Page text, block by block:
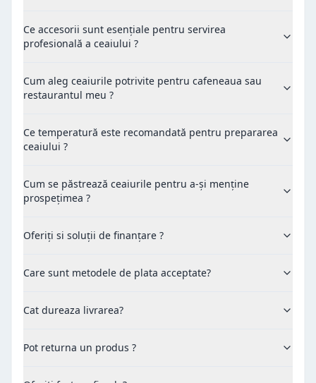
Ce accesorii sunt esențiale pentru servirea
profesională a ceaiului ?
Cum aleg ceaiurile potrivite pentru cafeneaua sau
restaurantul meu ?
Ce temperatură este recomandată pentru prepararea
ceaiului ?
Cum se păstrează ceaiurile pentru a-și menține
prospețimea ?
Oferiți si soluții de finanțare ?
Care sunt metodele de plata acceptate?
Cat dureaza livrarea?
Pot returna un produs ?